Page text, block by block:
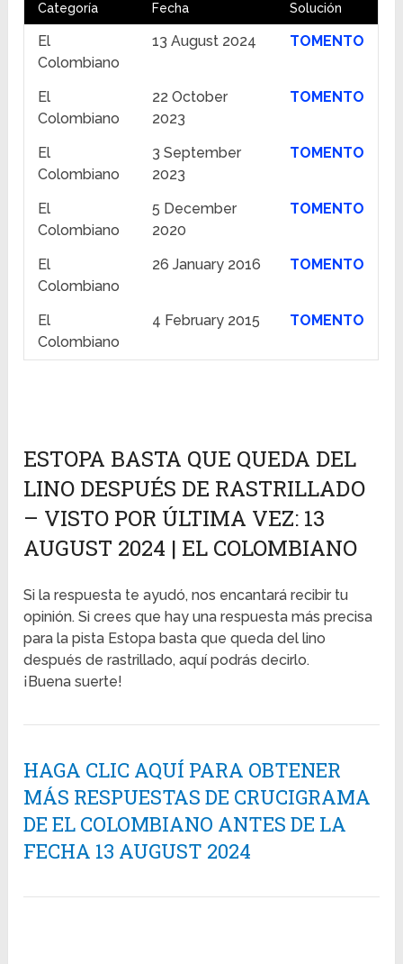
Categoría Fecha Solución
El
Colombiano
13 August 2024 TOMENTO
El
Colombiano
22 October
2023
TOMENTO
El
Colombiano
3 September
2023
TOMENTO
El
Colombiano
5 December
2020
TOMENTO
El
Colombiano
26 January 2016 TOMENTO
El
Colombiano
4 February 2015 TOMENTO
ESTOPA BASTA QUE QUEDA DEL
LINO DESPUÉS DE RASTRILLADO
– VISTO POR ÚLTIMA VEZ: 13
AUGUST 2024 | EL COLOMBIANO
Si la respuesta te ayudó, nos encantará recibir tu
opinión. Si crees que hay una respuesta más precisa
para la pista Estopa basta que queda del lino
después de rastrillado, aquí podrás decirlo.
¡Buena suerte!
HAGA CLIC AQUÍ PARA OBTENER
MÁS RESPUESTAS DE CRUCIGRAMA
DE EL COLOMBIANO ANTES DE LA
FECHA 13 AUGUST 2024